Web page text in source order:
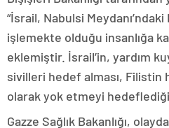
“İsrail, Nabulsi
işlemekte olduğu insanlığa
eklemiştir. İsrail’in, yardım
sivilleri hedef alması, Filistin
olarak yok etmeyi
Gazze Sağlık Bakanlığı,